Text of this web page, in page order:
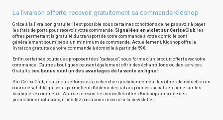
La livraison offerte, recevoir gratuitement sa commande Kidshop
Grâce à la livraison gratuite, il est possible sous certaines conditions de ne pas avoir à payer
les frais de ports pour recevoir votre commande. Signalées en violet sur CeriseClub, les
offres permettant la gratuité du transport de votre commande à votre domicile sont
généralement soumises à un minimum de commande. Actuellement, Kidshop offre la
livraison gratuite de votre commande à domicile à partir de 59€.
Enfin, certaines boutiques proposent des "cadeaux", sous forme d'un produit offert avec votre
commande. D'autres boutiques peuvent également offrir des échantillons ou des services.
Gratuits, ces bonus sont un des avantages de la vente en ligne !
Sur CeriseClub, nous nous efforçons à rechercher quotidiennement les offres de réduction en
cours de validité qui vous permettent d'obtenir des rabais pour vos achats en ligne sur les
boutiques e-commerce. Afin de recevoir les nouvelles offres Kidshop ainsi que des
promotions exclusives, n'hésitez pas à vous inscrire à la newsletter.